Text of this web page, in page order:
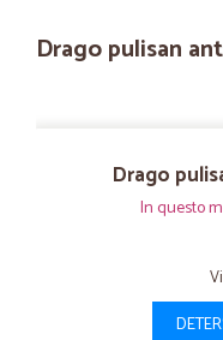
Drago pulisan
Drago
In questo